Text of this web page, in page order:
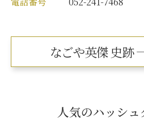
なごや英傑 史跡
人気のハッシュ